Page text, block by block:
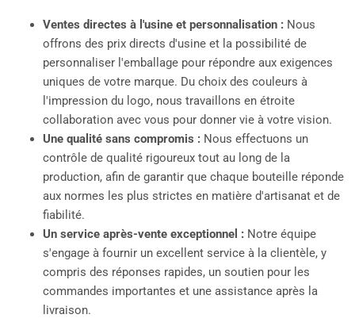
Ventes directes à l'usine et personnalisation :Nous
offrons des prix directs d'usine et la possibilité de
personnaliser l'emballage pour répondre aux exigences
uniques de votre marque. Du choix des couleurs à
l'impression du logo, nous travaillons en étroite
collaboration avec vous pour donner vie à votre vision.
Une qualité sans compromis :Nous effectuons un
contrôle de qualité rigoureux tout au long de la
production, afin de garantir que chaque bouteille réponde
aux normes les plus strictes en matière d'artisanat et de
fiabilité.
Un service après-vente exceptionnel :Notre équipe
s'engage à fournir un excellent service à la clientèle, y
compris des réponses rapides, un soutien pour les
commandes importantes et une assistance après la
livraison.